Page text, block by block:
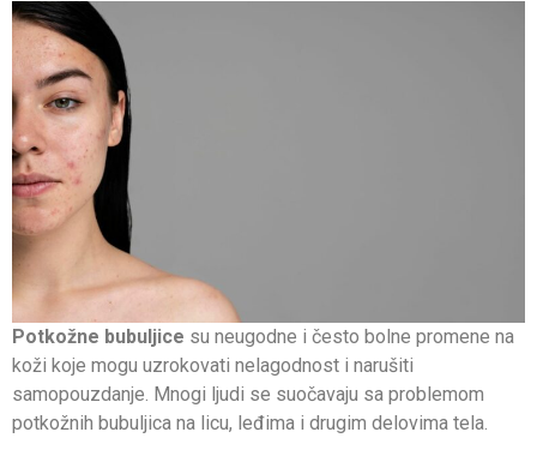
Potkožne bubuljice su neugodne i često bolne promene na
koži koje mogu uzrokovati nelagodnost i narušiti
samopouzdanje. Mnogi ljudi se suočavaju sa problemom
potkožnih bubuljica na licu, leđima i drugim delovima tela.